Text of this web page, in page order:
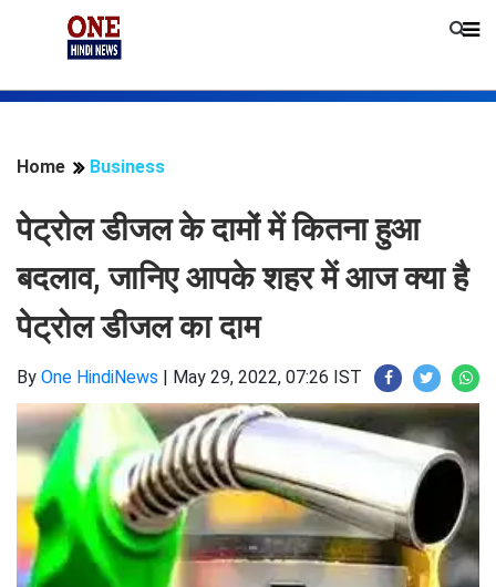
Home Business
पेट्रोल डीजल के दामों में कितना हुआ
बदलाव, जानिए आपके शहर में आज क्या है
पेट्रोल डीजल का दाम
By One HindiNews | May 29, 2022, 07:26 IST